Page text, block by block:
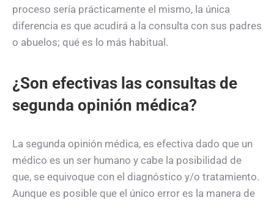
proceso sería prácticamente el mismo, la única
diferencia es que acudirá a la consulta con sus padres
o abuelos; qué es lo más habitual.
¿Son efectivas las consultas de
segunda opinión médica?
La segunda opinión médica, es efectiva dado que un
médico es un ser humano y cabe la posibilidad de
que, se equivoque con el diagnóstico y/o tratamiento.
Aunque es posible que el único error es la manera de